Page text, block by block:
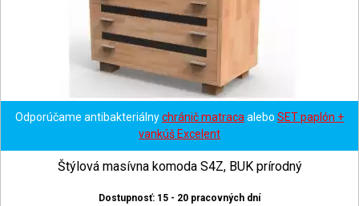
Odporúčame antibakteriálnychránič matraca alebo SET paplón +
vankúš Excelent
Štýlová masívna komoda S4Z, BUK prírodný
Dostupnosť: 15 - 20 pracovných dní